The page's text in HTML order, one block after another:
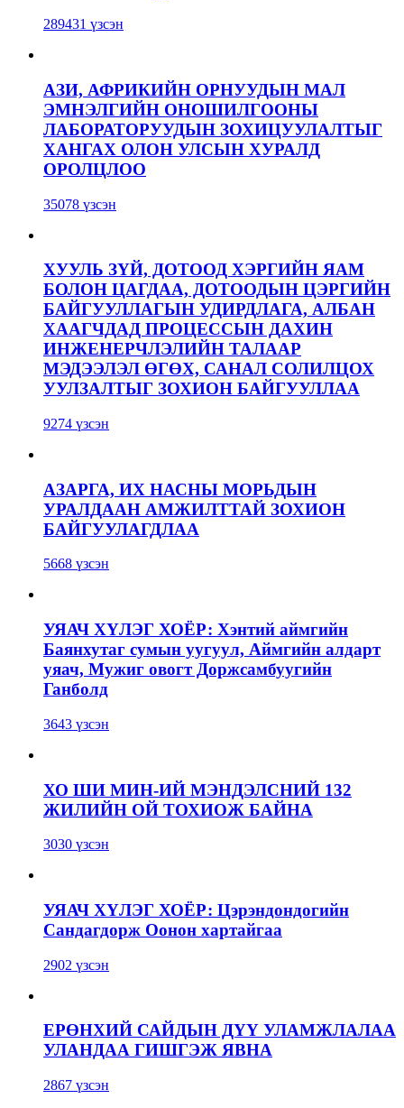
289431 үзсэн
АЗИ, АФРИКИЙН ОРНУУДЫН МАЛ
ЭМНЭЛГИЙН ОНОШИЛГООНЫ
ЛАБОРАТОРУУДЫН ЗОХИЦУУЛАЛТЫГ
ХАНГАХ ОЛОН УЛСЫН ХУРАЛД
ОРОЛЦЛОО
35078 үзсэн
ХУУЛЬ ЗҮЙ, ДОТООД ХЭРГИЙН ЯАМ
БОЛОН ЦАГДАА, ДОТООДЫН ЦЭРГИЙН
БАЙГУУЛЛАГЫН УДИРДЛАГА, АЛБАН
ХААГЧДАД ПРОЦЕССЫН ДАХИН
ИНЖЕНЕРЧЛЭЛИЙН ТАЛААР
МЭДЭЭЛЭЛ ӨГӨХ, САНАЛ СОЛИЛЦОХ
УУЛЗАЛТЫГ ЗОХИОН БАЙГУУЛЛАА
9274 үзсэн
АЗАРГА, ИХ НАСНЫ МОРЬДЫН
УРАЛДААН АМЖИЛТТАЙ ЗОХИОН
БАЙГУУЛАГДЛАА
5668 үзсэн
УЯАЧ ХҮЛЭГ ХОЁР: Хэнтий аймгийн
Баянхутаг сумын уугуул, Аймгийн алдарт
уяач, Мужиг овогт Доржсамбуугийн
Ганболд
3643 үзсэн
ХО ШИ МИН-ИЙ МЭНДЭЛСНИЙ 132
ЖИЛИЙН ОЙ ТОХИОЖ БАЙНА
3030 үзсэн
УЯАЧ ХҮЛЭГ ХОЁР: Цэрэндондогийн
Сандагдорж Оонон хартайгаа
2902 үзсэн
ЕРӨНХИЙ САЙДЫН ДҮҮ УЛАМЖЛАЛАА
УЛАНДАА ГИШГЭЖ ЯВНА
2867 үзсэн